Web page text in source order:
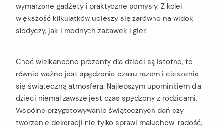
wymarzone gadżety i praktyczne pomysły. Z kolei
większość kilkulatków ucieszy się zarówno na widok
słodyczy, jak i modnych zabawek i gier.
Choć wielkanocne prezenty dla dzieci są istotne, to
równie ważne jest spędzenie czasu razem i cieszenie
się świąteczną atmosferą. Najlepszym upominkiem dla
dzieci niemal zawsze jest czas spędzony z rodzicami.
Wspólne przygotowywanie świątecznych dań czy
tworzenie dekoracji nie tylko sprawi maluchowi radość,